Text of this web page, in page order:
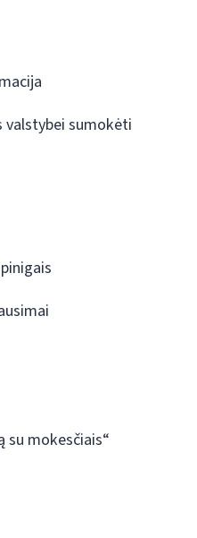
valstybei sumokėti
su mokesčiais“